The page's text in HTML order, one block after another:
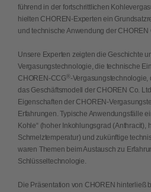
führend in der fortschrittlichen
hielten CHOREN-Experten ein
und technische Anwendung der
Unsere Experten zeigten die Geschichte
Vergasungstechnologie, die technische
CHOREN-CCG®-Vergasungstechnologie,
das Geschäftsmodell der CHOREN Co.
Eigenschaften der CHOREN-
Erfahrungen. Typische Anwendungsfälle
Kohle“ (hoher Inkohlungsgrad (Anthracit),
Schmelztemperatur) und zukünftige
waren Themen beim Austausch zu
Schlüsseltechnologie.
Die Präsentation von CHOREN hinterließ